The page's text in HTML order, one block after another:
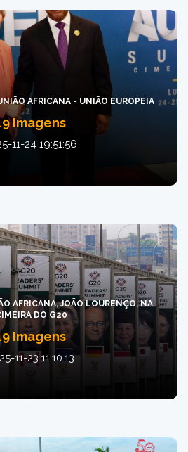
AFRICANA - UNIÃO EUROPEIA
Imagens
11-24 19:51:56
AFRICANA, JOÃO LOURENÇO, NA
DO G20
Imagens
11-23 11:10:13